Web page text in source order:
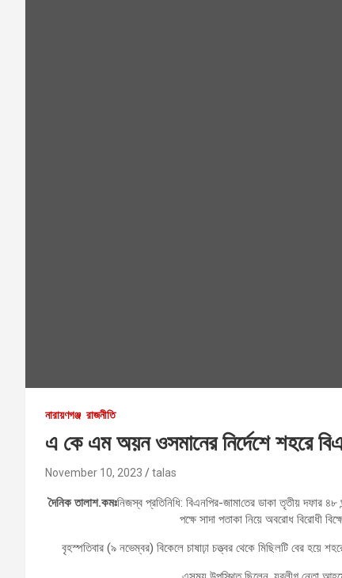
নারায়ণগঞ্জ রাজনীতি
এ কে এম অয়ন ওসমানের নির্দেশে শহরে
November 10, 2023 talas
দৈনিক তালাশ.কমঃনিজস্ব প্র‌তিনি‌ধি: বিএনপির-জামা‌তের ডাকা তৃতীয় দফার
পক্ষে সাদা পতাকা নিয়ে অবরোধ বিরোধী
বৃহস্পতিবার (৯ নভেম্বর) বিকেলে চাষাঢ়া চত্ত্বর থেকে মিছিলটি বের হয়ে